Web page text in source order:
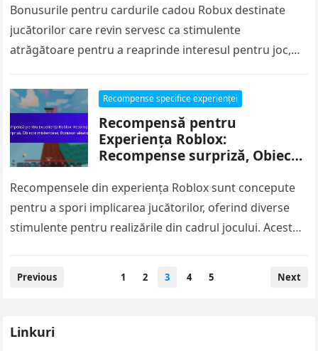
Bonusurile pentru cardurile cadou Robux destinate
jucătorilor care revin servesc ca stimulente
atrăgătoare pentru a reaprinde interesul pentru joc,
îmbunătățește experiența…
Recompense specifice experienței
Recompensă pentru
Experiența Roblox:
Recompense surpriză, Obiecte
aleatorii
Recompensele din experiența Roblox sunt concepute
pentru a spori implicarea jucătorilor, oferind diverse
stimulente pentru realizările din cadrul jocului. Aceste
Posts
Previous 1 2 3 4 5 Next
Linkuri